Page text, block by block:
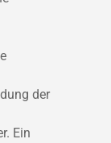
der
Ein